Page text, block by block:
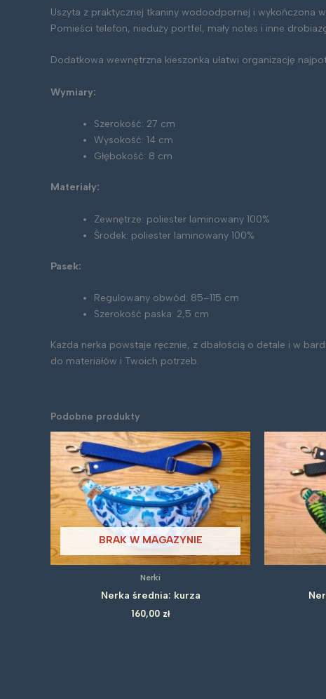
Uszyta z praktycznej tkaniny wodoodpornej i wykończona
Pomieści telefon, nieduży portfel, mały notes i inne
Dodatkowa wewnętrzna kieszonka ułatwi organizację
Wymiary:
Szerokość: 27 cm
Wysokość: 14 cm
Głębokość: 8 cm
Materiały:
Zewnętrze: poliester laminowany 100%
Środek: poliester laminowany 100%
Pasek:
Regulowany obwód: 85–115 cm
Szerokość paska: 2,5 cm
Każda nerka powstaje ręcznie, z dbałością o detale i w
do materiałów i Twoich potrzeb.
Podobne produkty
BRAK W MAGAZYNIE
Nerki
Nerka średnia: kurza
160,00 zł